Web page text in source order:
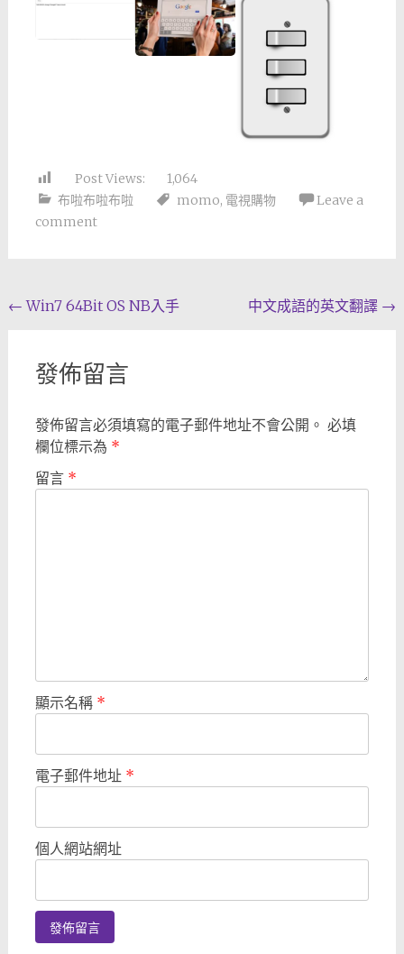
Post Views:
1,064
布啦布啦布啦
momo, 電視購物
Leave a
comment
Post
← Win7 64Bit OS NB入手 中文成語的英文翻譯 →
發佈留言
發佈留言必須填寫的電子郵件地址不會公開。 必填
欄位標示為 *
留言 *
顯示名稱 *
電子郵件地址 *
個人網站網址